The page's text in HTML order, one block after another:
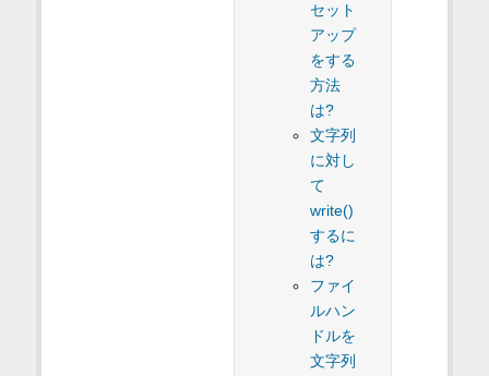
セット
アップ
をする
方法
は?
文字列
に対し
て
write()
するに
は?
ファイ
ルハン
ドルを
文字列